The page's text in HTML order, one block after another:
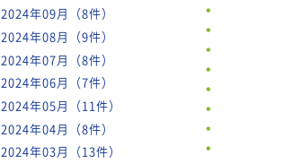
2024年09月（8件）
2024年08月（9件）
2024年07月（8件）
2024年06月（7件）
2024年05月（11件）
2024年04月（8件）
2024年03月（13件）